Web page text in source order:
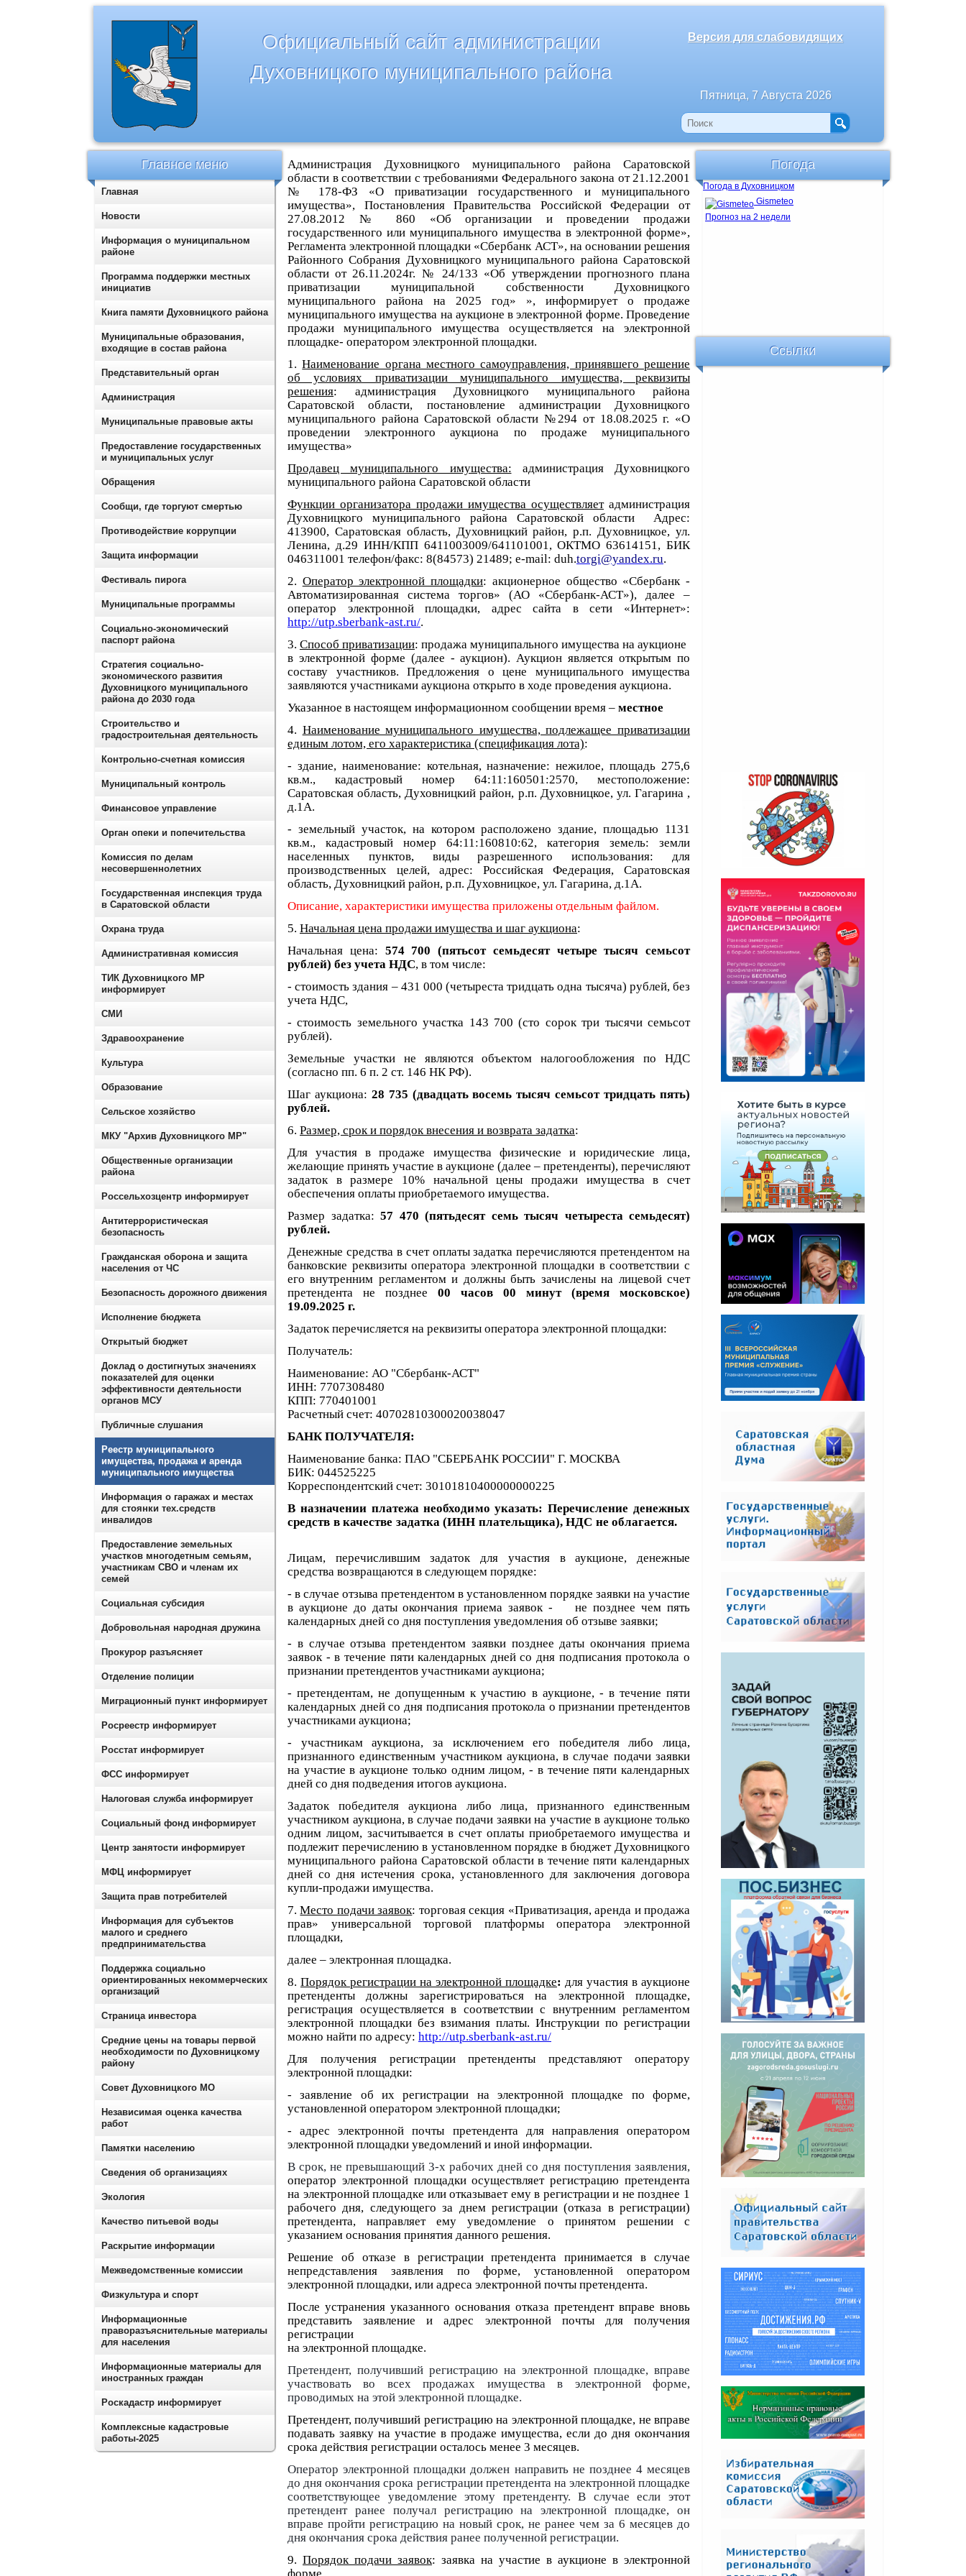
Официальный сайт администрации
Духовницкого муниципального района
Версия для слабовидящих
Пятница, 7 Августа 2026
Администрация Духовницкого муниципального района Саратовской
области в соответствии с требованиями Федерального закона от 21.12.2001
№ 178-ФЗ «О приватизации государственного и муниципального
имущества», Постановления Правительства Российской Федерации от
27.08.2012 № 860 «Об организации и проведении продажи
государственного или муниципального имущества в электронной форме»,
Регламента электронной площадки «Сбербанк АСТ», на основании решения
Районного Собрания Духовницкого муниципального района Саратовской
области от 26.11.2024г. № 24/133 «Об утверждении прогнозного плана
приватизации муниципальной собственности Духовницкого
муниципального района на 2025 год» », информирует о продаже
муниципального имущества на аукционе в электронной форме. Проведение
продажи муниципального имущества осуществляется на электронной
площадке- оператором электронной площадки.
1.Наименование органа местного самоуправления, принявшего решение
об условиях приватизации муниципального имущества, реквизиты
решения: администрация Духовницкого муниципального района
Саратовской области, постановление администрации Духовницкого
муниципального района Саратовской области №294 от 18.08.2025 г. «О
проведении электронного аукциона по продаже муниципального
имущества»
Продавец муниципального имущества: администрация Духовницкого
муниципального района Саратовской области
Функции организатора продажи имущества осуществляетадминистрация
Духовницкого муниципального района Саратовской области Адрес:
413900, Саратовская область, Духовницкий район, р.п. Духовницкое, ул.
Ленина, д.29 ИНН/КПП 6411003009/641101001, ОКТМО 63614151, БИК
046311001 телефон/факс: 8(84573) 21489; е-mail: duh.torgi@yandex.ru.
2. Оператор электронной площадки: акционерное общество «Сбербанк -
Автоматизированная система торгов» (АО «Сбербанк-АСТ»), далее –
оператор электронной площадки, адрес сайта в сети «Интернет»:
http://utp.sberbank-ast.ru/.
3. Способ приватизации: продажа муниципального имущества на аукционе
в электронной форме (далее - аукцион). Аукцион является открытым по
составу участников. Предложения о цене муниципального имущества
заявляются участниками аукциона открыто в ходе проведения аукциона.
Указанное в настоящем информационном сообщении время – местное
4. Наименование муниципального имущества, подлежащее приватизации
единым лотом, его характеристика (спецификация лота):
- здание, наименование: котельная, назначение: нежилое, площадь 275,6
кв.м., кадастровый номер 64:11:160501:2570, местоположение:
Саратовская область, Духовницкий район, р.п. Духовницкое, ул. Гагарина ,
д.1А.
- земельный участок, на котором расположено здание, площадью 1131
кв.м., кадастровый номер 64:11:160810:62, категория земель: земли
населенных пунктов, виды разрешенного использования: для
производственных целей, адрес: Российская Федерация, Саратовская
область, Духовницкий район, р.п. Духовницкое, ул. Гагарина, д.1А.
Описание, характеристики имущества приложены отдельным файлом.
5. Начальная цена продажи имущества и шаг аукциона:
Начальная цена: 574 700 (пятьсот семьдесят четыре тысяч семьсот
рублей) без учета НДС, в том числе:
- стоимость здания – 431 000 (четыреста тридцать одна тысяча) рублей, без
учета НДС,
- стоимость земельного участка 143 700 (сто сорок три тысячи семьсот
рублей).
Земельные участки не являются объектом налогообложения по НДС
(согласно пп. 6 п. 2 ст. 146 НК РФ).
Шаг аукциона: 28 735 (двадцать восемь тысяч семьсот тридцать пять)
рублей.
6. Размер, срок и порядок внесения и возврата задатка:
Для участия в продаже имущества физические и юридические лица,
желающие принять участие в аукционе (далее – претенденты), перечисляют
задаток в размере 10% начальной цены продажи имущества в счет
обеспечения оплаты приобретаемого имущества.
Размер задатка: 57 470 (пятьдесят семь тысяч четыреста семьдесят)
рублей.
Денежные средства в счет оплаты задатка перечисляются претендентом на
банковские реквизиты оператора электронной площадки в соответствии с
его внутренним регламентом и должны быть зачислены на лицевой счет
претендента не позднее 00 часов 00 минут (время московское)
19.09.2025 г.
Задаток перечисляется на реквизиты оператора электронной площадки:
Получатель:
Наименование: АО "Сбербанк-АСТ"
ИНН: 7707308480
КПП: 770401001
Расчетный счет: 40702810300020038047
БАНК ПОЛУЧАТЕЛЯ:
Наименование банка: ПАО "СБЕРБАНК РОССИИ" Г. МОСКВА
БИК: 044525225
Корреспондентский счет: 30101810400000000225
В назначении платежа необходимо указать: Перечисление денежных
средств в качестве задатка (ИНН плательщика), НДС не облагается.
Лицам, перечислившим задаток для участия в аукционе, денежные
средства возвращаются в следующем порядке:
- в случае отзыва претендентом в установленном порядке заявки на участие
в аукционе до даты окончания приема заявок - не позднее чем пять
календарных дней со дня поступления уведомления об отзыве заявки;
- в случае отзыва претендентом заявки позднее даты окончания приема
заявок - в течение пяти календарных дней со дня подписания протокола о
признании претендентов участниками аукциона;
- претендентам, не допущенным к участию в аукционе, - в течение пяти
календарных дней со дня подписания протокола о признании претендентов
участниками аукциона;
- участникам аукциона, за исключением его победителя либо лица,
признанного единственным участником аукциона, в случае подачи заявки
на участие в аукционе только одним лицом, - в течение пяти календарных
дней со дня подведения итогов аукциона.
Задаток победителя аукциона либо лица, признанного единственным
участником аукциона, в случае подачи заявки на участие в аукционе только
одним лицом, засчитывается в счет оплаты приобретаемого имущества и
подлежит перечислению в установленном порядке в бюджет Духовницкого
муниципального района Саратовской области в течение пяти календарных
дней со дня истечения срока, установленного для заключения договора
купли-продажи имущества.
7.Место подачи заявок: торговая секция «Приватизация, аренда и продажа
прав» универсальной торговой платформы оператора электронной
площадки,
далее – электронная площадка.
8. Порядок регистрации на электронной площадке: для участия в аукционе
претенденты должны зарегистрироваться на электронной площадке,
регистрация осуществляется в соответствии с внутренним регламентом
электронной площадки без взимания платы. Инструкции по регистрации
можно найти по адресу: http://utp.sberbank-ast.ru/
Для получения регистрации претенденты представляют оператору
электронной площадки:
- заявление об их регистрации на электронной площадке по форме,
установленной оператором электронной площадки;
- адрес электронной почты претендента для направления оператором
электронной площадки уведомлений и иной информации.
В срок, не превышающий 3-х рабочих дней со дня поступления заявления,
оператор электронной площадки осуществляет регистрацию претендента
на электронной площадке или отказывает ему в регистрации и не позднее 1
рабочего дня, следующего за днем регистрации (отказа в регистрации)
претендента, направляет ему уведомление о принятом решении с
указанием основания принятия данного решения.
Решение об отказе в регистрации претендента принимается в случае
непредставления заявления по форме, установленной оператором
электронной площадки, или адреса электронной почты претендента.
После устранения указанного основания отказа претендент вправе вновь
представить заявление и адрес электронной почты для получения
регистрации
на электронной площадке.
Претендент, получивший регистрацию на электронной площадке, вправе
участвовать во всех продажах имущества в электронной форме,
проводимых на этой электронной площадке.
Претендент, получивший регистрацию на электронной площадке, не вправе
подавать заявку на участие в продаже имущества, если до дня окончания
срока действия регистрации осталось менее 3 месяцев.
Оператор электронной площадки должен направить не позднее 4 месяцев
до дня окончания срока регистрации претендента на электронной площадке
соответствующее уведомление этому претенденту. В случае если этот
претендент ранее получал регистрацию на электронной площадке, он
вправе пройти регистрацию на новый срок, не ранее чем за 6 месяцев до
дня окончания срока действия ранее полученной регистрации.
9. Порядок подачи заявок: заявка на участие в аукционе в электронной
Главное меню
Главная
Новости
Информация о муниципальном
районе
Программа поддержки местных
инициатив
Книга памяти Духовницкого района
Муниципальные образования,
входящие в состав района
Представительный орган
Администрация
Муниципальные правовые акты
Предоставление государственных
и муниципальных услуг
Обращения
Сообщи, где торгуют смертью
Противодействие коррупции
Защита информации
Фестиваль пирога
Муниципальные программы
Социально-экономический
паспорт района
Стратегия социально-
экономического развития
Духовницкого муниципального
района до 2030 года
Строительство и
градостроительная деятельность
Контрольно-счетная комиссия
Муниципальный контроль
Финансовое управление
Орган опеки и попечительства
Комиссия по делам
несовершеннолетних
Государственная инспекция труда
в Саратовской области
Охрана труда
Административная комиссия
ТИК Духовницкого МР
информирует
СМИ
Здравоохранение
Культура
Образование
Сельское хозяйство
МКУ "Архив Духовницкого МР"
Общественные организации
района
Россельхозцентр информирует
Антитеррористическая
безопасность
Гражданская оборона и защита
населения от ЧС
Безопасность дорожного движения
Исполнение бюджета
Открытый бюджет
Доклад о достигнутых значениях
показателей для оценки
эффективности деятельности
органов МСУ
Публичные слушания
Реестр муниципального
имущества, продажа и аренда
муниципального имущества
Информация о гаражах и местах
для стоянки тех.средств
инвалидов
Предоставление земельных
участков многодетным семьям,
участникам СВО и членам их
семей
Социальная субсидия
Добровольная народная дружина
Прокурор разъясняет
Отделение полиции
Миграционный пункт информирует
Росреестр информирует
Росстат информирует
ФСС информирует
Налоговая служба информирует
Социальный фонд информирует
Центр занятости информирует
МФЦ информирует
Защита прав потребителей
Информация для субъектов
малого и среднего
предпринимательства
Поддержка социально
ориентированных некоммерческих
организаций
Страница инвестора
Средние цены на товары первой
необходимости по Духовницкому
району
Совет Духовницкого МО
Независимая оценка качества
работ
Памятки населению
Сведения об организациях
Экология
Качество питьевой воды
Раскрытие информации
Межведомственные комиссии
Физкультура и спорт
Информационные
праворазъяснительные материалы
для населения
Информационные материалы для
иностранных граждан
Роскадастр информирует
Комплексные кадастровые
работы-2025
Погода
Погода в Духовницком
Gismeteo
Прогноз на 2 недели
Ссылки